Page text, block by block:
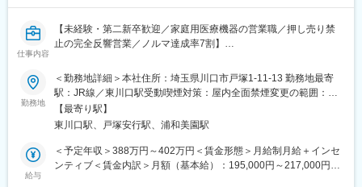
■サポート体制：
初は専門的な知識はそこまで持っていなくても大丈夫です。
■研修制度：
各営業所の先輩社員とOJT形式で半年～1年程度かけて育成を行い
さい。
仕事内容
【未経験・第二新卒歓迎／家庭用医療機器の営業職／押し売り禁
止の完全反響営業／ノルマ達成率7割】
■職務内容：
出張ベースで全国の一般消費者に対し、同社が開発・製造してい
る家庭用医療機器のプロモーション活動を担当します。各クール
（計3回、各3か月）毎に、プロモーション先（大型ショッピング
モール等）付近のWeeklyマンションを会社負担で借りることにな
ります。※出張先は選べません
勤務地
＜勤務地詳細＞本社住所：埼玉県川口市戸塚1-11-13 勤務地最寄
駅：JR線／東川口駅受動喫煙対策：屋内全面禁煙変更の範囲：会
社の定める事業所
【最寄り駅】
東川口駅、戸塚安行駅、浦和美園駅
給与
＜予定年収＞388万円～402万円＜賃金形態＞月給制月給＋インセ
ンティブ＜賃金内訳＞月額（基本給）：195,000円～217,000円そ